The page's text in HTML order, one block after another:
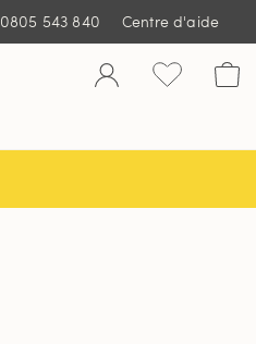
0805 543 840 Centre d'aide